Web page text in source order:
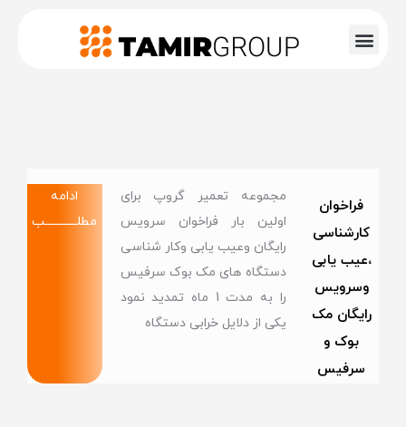
فراخوان
کارشناسی
،عیب یابی
وسرویس
رایگان مک
بوک و
سرفیس
مجموعه تعمیر گروپ برای
اولین بار فراخوان سرویس
رایگان وعیب یابی وکار شناسی
دستگاه های مک بوک سرفیس
را به مدت 1 ماه تمدید نمود
یکی از دلایل خرابی دستگاه
ادامه
مطلــــــــــــب